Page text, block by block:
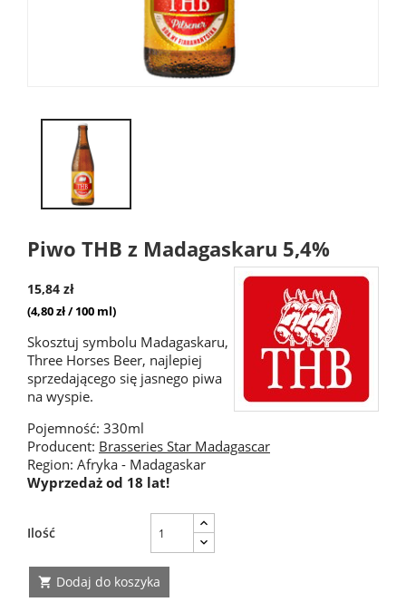
Piwo THB z Madagaskaru 5,4%
15,84 zł
(4,80 zł / 100 ml)
Skosztuj symbolu Madagaskaru,
Three Horses Beer, najlepiej
sprzedającego się jasnego piwa
na wyspie.
Pojemność: 330ml
Producent: Brasseries Star Madagascar
Region: Afryka - Madagaskar
Wyprzedaż od 18 lat!
Ilość
 Dodaj do koszyka